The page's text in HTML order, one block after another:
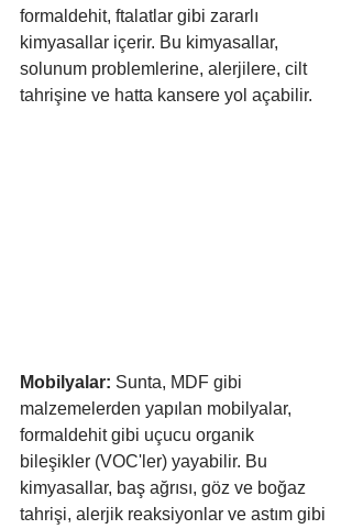
formaldehit, ftalatlar gibi zararlı
kimyasallar içerir. Bu kimyasallar,
solunum problemlerine, alerjilere, cilt
tahrişine ve hatta kansere yol açabilir.
Mobilyalar: Sunta, MDF gibi
malzemelerden yapılan mobilyalar,
formaldehit gibi uçucu organik
bileşikler (VOC'ler) yayabilir. Bu
kimyasallar, baş ağrısı, göz ve boğaz
tahrişi, alerjik reaksiyonlar ve astım gibi